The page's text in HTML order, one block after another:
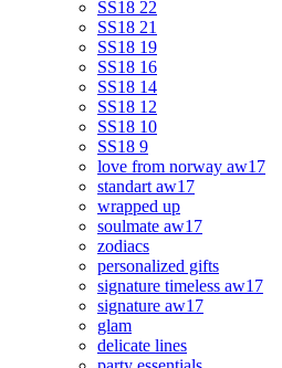
SS18 22
SS18 21
SS18 19
SS18 16
SS18 14
SS18 12
SS18 10
SS18 9
love from norway aw17
standart aw17
wrapped up
soulmate aw17
zodiacs
personalized gifts
signature timeless aw17
signature aw17
glam
delicate lines